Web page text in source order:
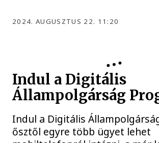
2024. AUGUSZTUS 22. 11:20
Indul a Digitális
Állampolgárság
Indul a Digitális
ősztől egyre több ügyet lehet